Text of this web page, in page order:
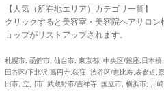
【人気（所在地エリア）カテゴリ一覧】
クリックすると美容室・美容院ヘアサロ
ョップがリストアップされます。
札幌市 函館市 仙台市 東京都 中央区/銀座,日本橋
田谷区/下北沢,高円寺,荻窪 渋谷区/恵比寿,表参道,
田市
立川市 武蔵野市/吉祥寺 国立市 横浜市
川